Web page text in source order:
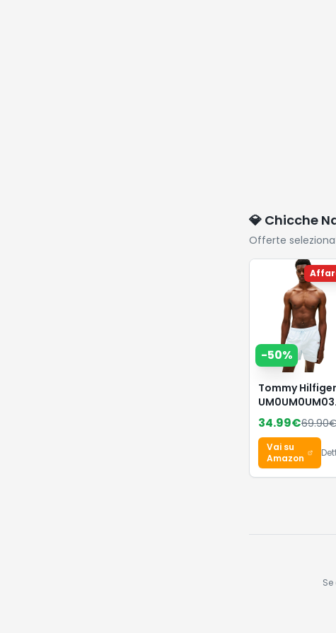
💎 Chicche
Offerte
-50%
Tommy Hilfiger
Costume da
Bagno da
Taglia M, con
Coulisse e
con Cerniera,
34.99€69.90
Vai su
Amazon